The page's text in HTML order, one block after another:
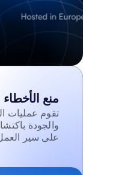
منع الأخطاء
على سير